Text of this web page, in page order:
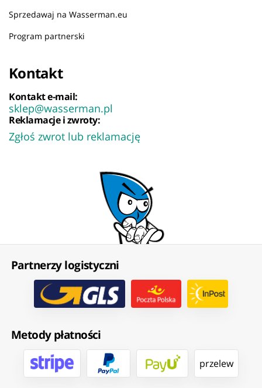
Sprzedawaj na Wasserman.eu
Program partnerski
Kontakt
Kontakt e-mail:
sklep@wasserman.pl
Reklamacje i zwroty:
Zgłoś zwrot lub reklamację
Partnerzy logistyczni
Metody płatności
przelew